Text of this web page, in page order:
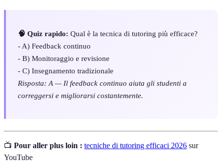
🧠 Quiz rapido: Qual è la tecnica di tutoring più efficace?
- A) Feedback continuo
- B) Monitoraggio e revisione
- C) Insegnamento tradizionale
Risposta: A — Il feedback continuo aiuta gli studenti a
correggersi e migliorarsi costantemente.
📺 Pour aller plus loin : tecniche di tutoring efficaci 2026 sur
YouTube